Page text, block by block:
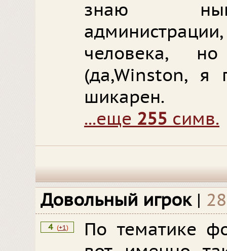
знаю
человека,
(да,Winston, я
шикарен.
...еще 255 симв.
Довольный игрок |
4 (+1)
По тематике